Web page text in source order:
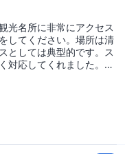
光名所に非常にアクセス
してください。場所は清
としては典型的です。ス
対応してくれました。全